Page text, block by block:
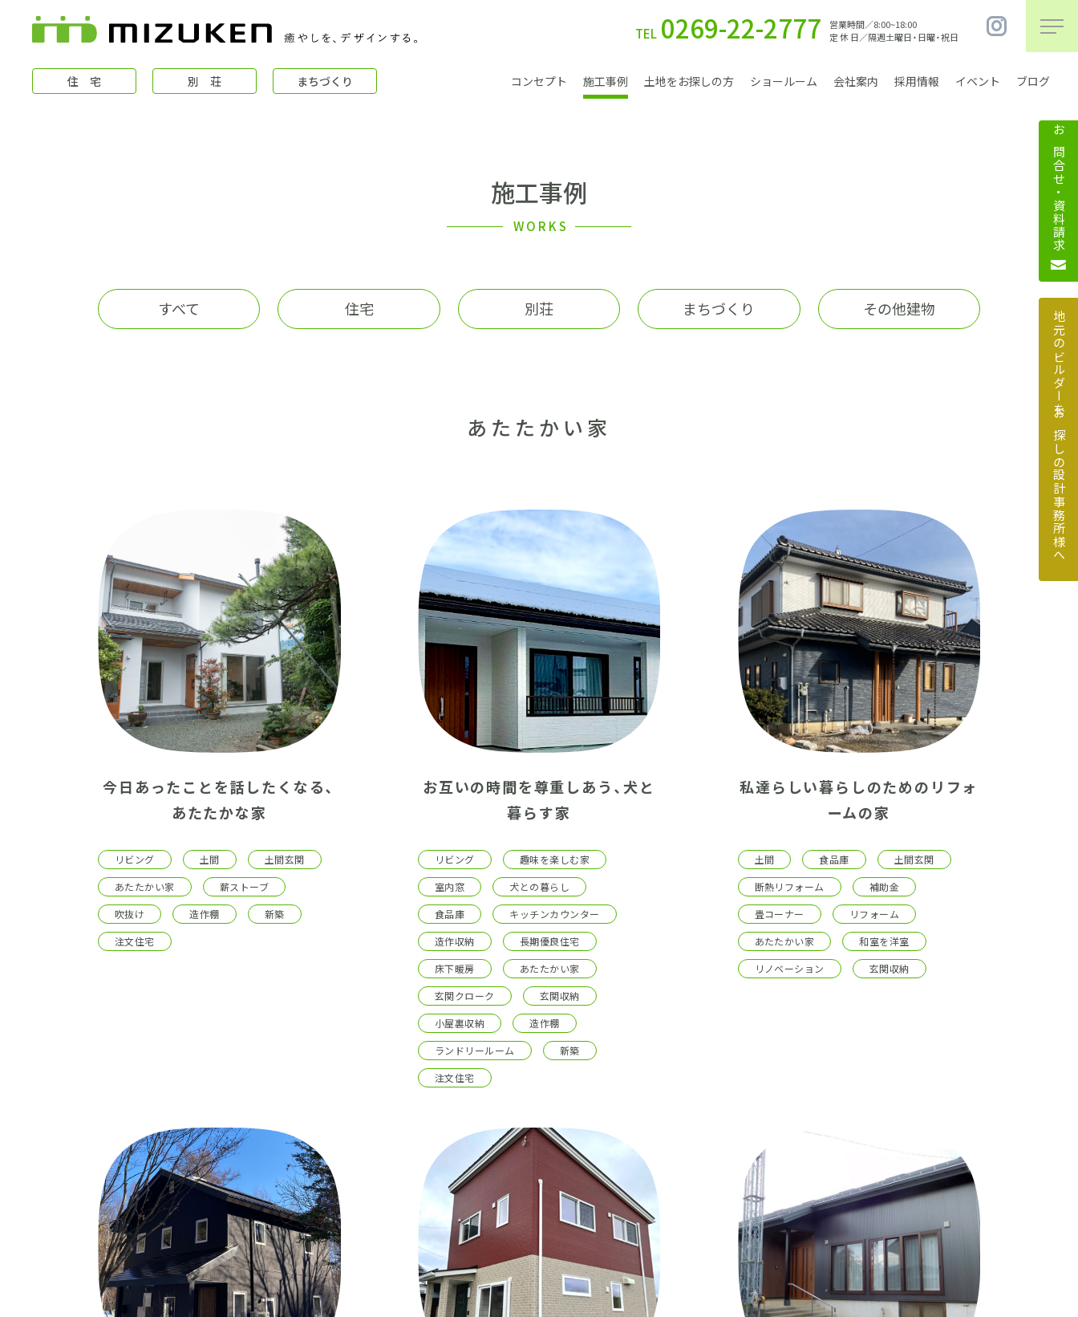
TEL 0269-22-2777
営業時間／8:00~18:00
定 休 日／隔週土曜日・日曜・祝日
住 宅 別 荘 まちづくり コンセプト 施工事例 土地をお探しの方 ショールーム 会社案内 採用情報 イベント ブログ
別 荘
コンセプト 会社案内
イベント
お問合せ・資料請求 地元のビルダーを お探しの設計事務所様へ
施工事例
WORKS
すべて 住宅 別荘 まちづくり その他建物
あたたかい家
今日あったことを話したくなる、
あたたかな家
リビング 土間
土間玄関
あたたかい家
薪ストーブ
吹抜け
造作棚
新築
注文住宅
お互いの時間を尊重しあう、犬と
暮らす家
リビング
趣味を楽しむ家
室内窓
犬との暮らし
食品庫
キッチンカウンター
造作収納
長期優良住宅
床下暖房
あたたかい家
玄関クローク
玄関収納
小屋裏収納
造作棚
ランドリールーム
新築
注文住宅
私達らしい暮らしのためのリフォ
ームの家
土間 食品庫
土間玄関
断熱リフォーム
補助金
畳コーナー
リフォーム
あたたかい家
和室を洋室
リノベーション
玄関収納
お問合せ・資料請求
地元のビルダーをお探しの設計事務所様へ